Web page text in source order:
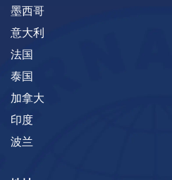
墨西哥
意大利
法国
泰国
加拿大
印度
波兰